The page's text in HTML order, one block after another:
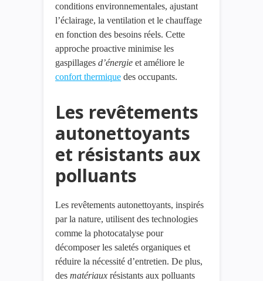
conditions environnementales, ajustant
l’éclairage, la ventilation et le chauffage
en fonction des besoins réels. Cette
approche proactive minimise les
gaspillages d’énergie et améliore le
confort thermique des occupants.
Les revêtements
autonettoyants
et résistants aux
polluants
Les revêtements autonettoyants, inspirés
par la nature, utilisent des technologies
comme la photocatalyse pour
décomposer les saletés organiques et
réduire la nécessité d’entretien. De plus,
des matériaux résistants aux polluants